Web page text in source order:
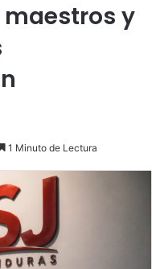
maestros y
1 Minuto de Lectura